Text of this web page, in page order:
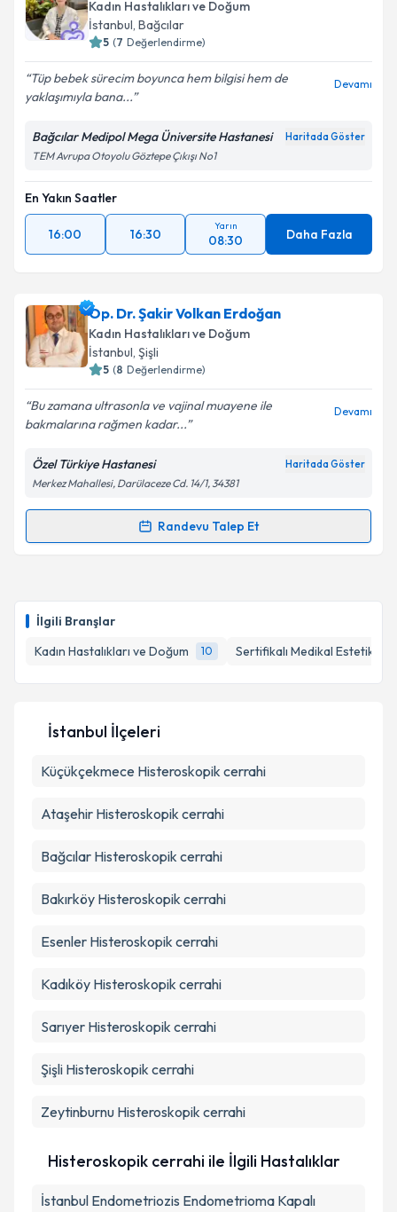
İlgili Branşlar
Kadın Hastalıkları ve Doğum
10 Sertifikalı Medikal Estetik
Kadın Hastalıkları ve Doğum
İstanbul, Bağcılar
5 (7 Değerlendirme)
Tüp bebek sürecim boyunca hem bilgisi hem de
yaklaşımıyla bana...
Devamı
Bağcılar Medipol Mega Üniversite Hastanesi Haritada Göster
TEM Avrupa Otoyolu Göztepe Çıkışı No1
En Yakın Saatler
16:00 16:30
Yarın
08:30 Daha Fazla
Op. Dr. Şakir Volkan Erdoğan
Kadın Hastalıkları ve Doğum
İstanbul, Şişli
5 (8 Değerlendirme)
Bu zamana ultrasonla ve vajinal muayene ile
bakmalarına rağmen kadar...
Devamı
Özel Türkiye Hastanesi Haritada Göster
Merkez Mahallesi, Darülaceze Cd. 14/1, 34381
Randevu Talep Et
Randevu Takvimi Talebi
için bir takvim hazırlandığında e-posta ile
bilgilendireceğiz.
E-posta Adresiniz
Kişisel verilerimin işlenmesine ilişkin
kapsamda işlenmesini kabul ediyorum.
Takvim Talebini Gönder
İstanbul İlçeleri
Küçükçekmece Histeroskopik cerrahi
Ataşehir Histeroskopik cerrahi
Bağcılar Histeroskopik cerrahi
Bakırköy Histeroskopik cerrahi
Esenler Histeroskopik cerrahi
Kadıköy Histeroskopik cerrahi
Sarıyer Histeroskopik cerrahi
Şişli Histeroskopik cerrahi
Zeytinburnu Histeroskopik cerrahi
Histeroskopik cerrahi ile İlgili Hastalıklar
İstanbul Endometriozis Endometrioma Kapalı